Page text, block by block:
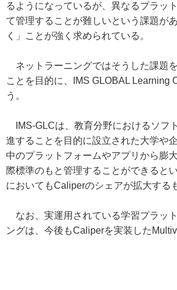
るようになっているが、異なるプラッ
て管理することが難しいという課題が
く」ことが強く求められている。
ネットラーニングではそうした課題
ことを目的に、IMS GLOBAL Learning
う。
IMS-GLCは、教育分野におけるソフ
進することを目的に設立された大学や
中のプラットフォームやアプリから膨
際標準のもと管理することができると
においてもCaliperのシェアが拡大する
なお、実運用されている学習プラッ
ングは、今後もCaliperを実装した